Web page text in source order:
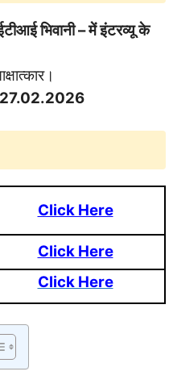
भिवानी – में इंटरव्यू के
27.02.2026
Click Here
Click Here
Click Here